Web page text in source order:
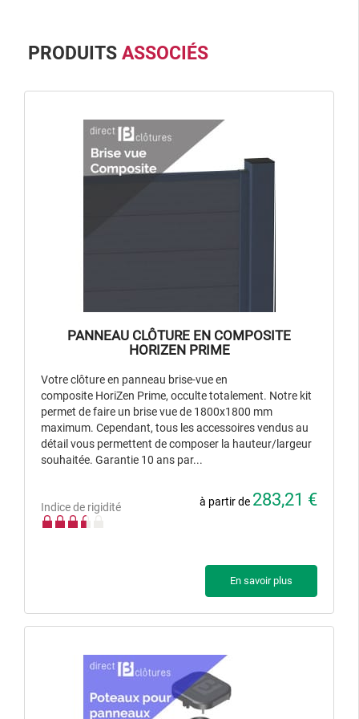
PRODUITS ASSOCIÉS
PANNEAU CLÔTURE EN COMPOSITE
HORIZEN PRIME
Votre clôture en panneau brise-vue en
composite HoriZen Prime, occulte totalement. Notre kit
permet de faire un brise vue de 1800x1800 mm
maximum. Cependant, tous les accessoires vendus au
détail vous permettent de composer la hauteur/largeur
souhaitée. Garantie 10 ans par...
Indice de rigidité à partir de 283,21 €
En savoir plus